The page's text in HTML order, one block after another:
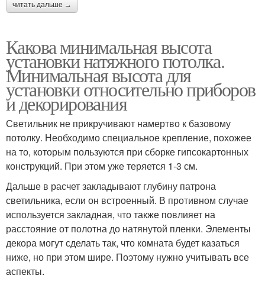
читать дальше →
Какова минимальная высота
установки натяжного потолка.
Минимальная высота для
установки относительно приборов
и декорирования
Светильник не прикручивают намертво к базовому
потолку. Необходимо специальное крепление, похожее
на то, которым пользуются при сборке гипсокартонных
конструкций. При этом уже теряется 1-3 см.
Дальше в расчет закладывают глубину патрона
светильника, если он встроенный. В противном случае
используется закладная, что также повлияет на
расстояние от полотна до натянутой пленки. Элементы
декора могут сделать так, что комната будет казаться
ниже, но при этом шире. Поэтому нужно учитывать все
аспекты.